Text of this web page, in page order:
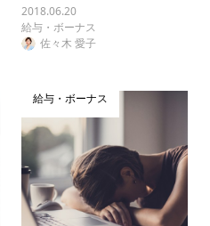
2018.06.20
給与・ボーナス
佐々木 愛子
給与・ボーナス